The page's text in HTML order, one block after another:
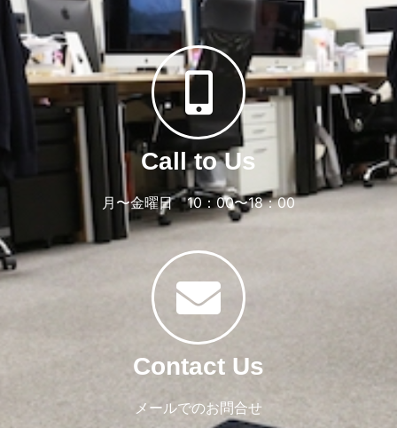
Call to Us
月〜金曜日 10：00〜18：00
Contact Us
メールでのお問合せ